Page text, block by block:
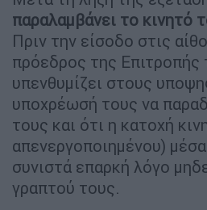
παραλαμβάνει το κινητό
Πριν την είσοδο στις
πρόεδρος της Επιτροπής
υπενθυμίζει στους
υποχρέωσή τους να
τους και ότι η κατοχή
απενεργοποιημένου)
συνιστά επαρκή λόγο
γραπτού τους.